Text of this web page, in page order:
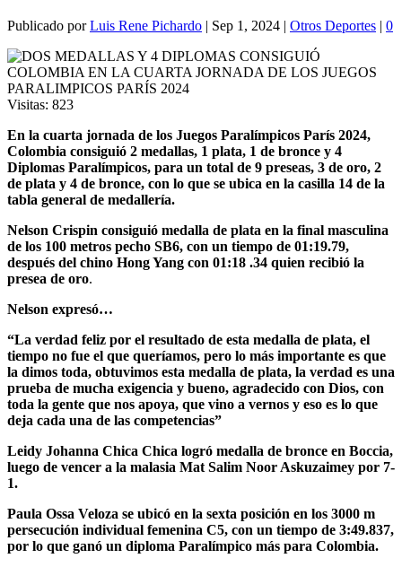
Publicado porLuis Rene Pichardo | Sep 1, 2024 | Otros Deportes | 0
Visitas: 823
En la cuarta jornada de los Juegos Paralímpicos París 2024,
Colombia consiguió 2 medallas, 1 plata, 1 de bronce y 4
Diplomas Paralímpicos, para un total de 9 preseas, 3 de oro, 2
de plata y 4 de bronce, con lo que se ubica en la casilla 14 de la
tabla general de medallería.
Nelson Crispin consiguió medalla de plata en la final masculina
de los 100 metros pecho SB6, con un tiempo de 01:19.79,
después del chino Hong Yang con 01:18 .34 quien recibió la
presea de oro.
Nelson expresó…
“La verdad feliz por el resultado de esta medalla de plata, el
tiempo no fue el que queríamos, pero lo más importante es que
la dimos toda, obtuvimos esta medalla de plata, la verdad es una
prueba de mucha exigencia y bueno, agradecido con Dios, con
toda la gente que nos apoya, que vino a vernos y eso es lo que
deja cada una de las competencias”
Leidy Johanna Chica Chica logró medalla de bronce en Boccia,
luego de vencer a la malasia Mat Salim Noor Askuzaimey por 7-
1.
Paula Ossa Veloza se ubicó en la sexta posición en los 3000 m
persecución individual femenina C5, con un tiempo de 3:49.837,
por lo que ganó un diploma Paralímpico más para Colombia.